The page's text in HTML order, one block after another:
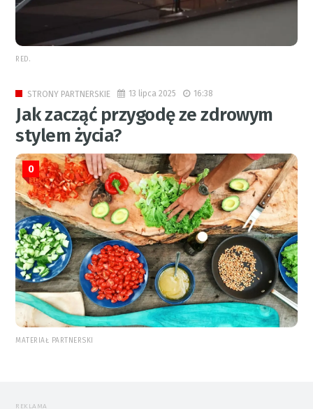
RED.
STRONY PARTNERSKIE 13 lipca 2025 16:38
Jak zacząć przygodę ze zdrowym
stylem życia?
0
MATERIAŁ PARTNERSKI
REKLAMA